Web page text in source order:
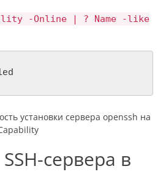
-Online | ? Name -like
сервера в